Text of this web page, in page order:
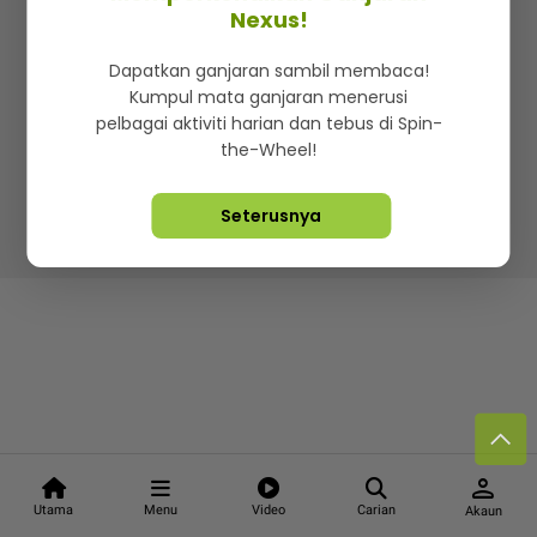
Utama Menu Video Carian
person
Akaun
Iklan di SMG360
Terma & Syarat Dasar Privasi
Lebih hot, viral dan sensasi
Hakcipta Terpelihara ©2026. Star Media Group Berhad
Nexus!
Dapatkan ganjaran sambil membaca!
Kumpul mata ganjaran menerusi
pelbagai aktiviti harian dan tebus di Spin-
the-Wheel!
Seterusnya